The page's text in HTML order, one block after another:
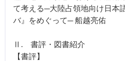
て考える─大陸占領地向け日本
バ』をめぐって─ 船越亮佑
Ⅱ. 書評・図書紹介
【書評】